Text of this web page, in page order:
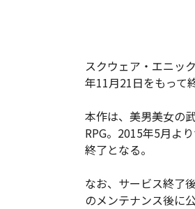
スクウェア・エニッ
年11月21日をもって
本作は、美男美女の
RPG。2015年5月よ
終了となる。
なお、サービス終了
のメンテナンス後に